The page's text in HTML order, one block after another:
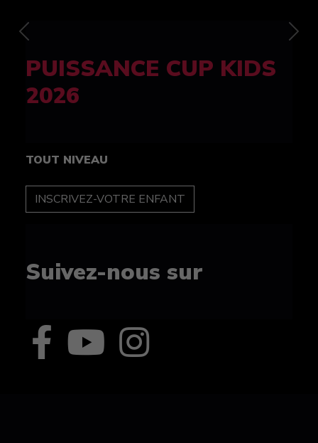
FELINE CUP 100%
féminine
TOUT NIVEAU
INSCRIPTION
Suivez-nous sur
Previous Next